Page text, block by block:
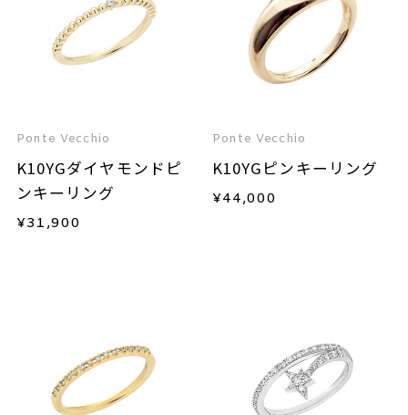
Ponte Vecchio
K10YGダイヤモンドピ
ンキーリング
¥31,900
Ponte Vecchio
K10YGピンキーリング
¥44,000